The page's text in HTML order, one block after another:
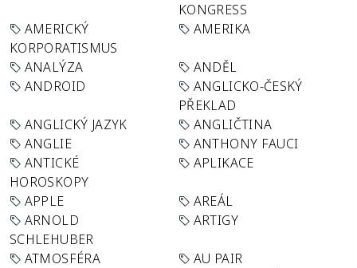
KONGRESS
AMERICKÝ
KORPORATISMUS
AMERIKA
ANALÝZA
ANDĚL
ANDROID
ANGLICKO-ČESKÝ
PŘEKLAD
ANGLICKÝ JAZYK
ANGLIČTINA
ANGLIE
ANTHONY FAUCI
ANTICKÉ
HOROSKOPY
APLIKACE
APPLE
AREÁL
ARNOLD
SCHLEHUBER
ARTIGY
ATMOSFÉRA
AU PAIR